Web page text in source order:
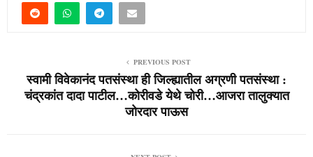
PREVIOUS POST
स्वामी विवेकानंद पतसंस्था ही जिल्ह्यातील अग्रणी पतसंस्था :
चंद्रकांत दादा पाटील…कोरीवडे येथे चोरी…आजरा तालुक्यात
जोरदार पाऊस